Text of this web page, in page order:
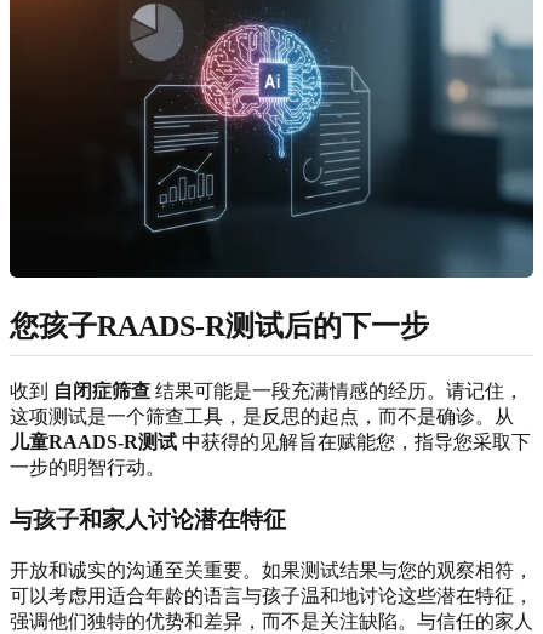
您孩子RAADS-R测试后的下一步
收到 自闭症筛查 结果可能是一段充满情感的经历。请记住，
这项测试是一个筛查工具，是反思的起点，而不是确诊。从
儿童RAADS-R测试 中获得的见解旨在赋能您，指导您采取下
一步的明智行动。
与孩子和家人讨论潜在特征
开放和诚实的沟通至关重要。如果测试结果与您的观察相符，
可以考虑用适合年龄的语言与孩子温和地讨论这些潜在特征，
强调他们独特的优势和差异，而不是关注缺陷。与信任的家人